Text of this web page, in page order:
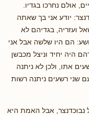
אולם נחרכו בגדיו.
יודע אני בך שאתה
ועזריה, בגדיהם לא
הם היו שלשה אבל אני
היה יחיד וניצל מכבשן
אתו, ולכן לא ניתנה
שני רשעים ניתנה רשות
נבוכדנצר, אבל האמת היא